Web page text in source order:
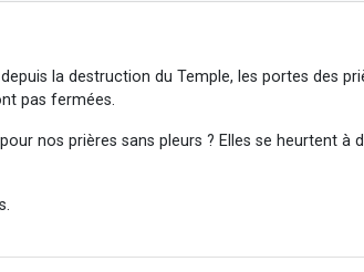
la destruction du Temple, les portes des
pas fermées.
nos prières sans pleurs ? Elles se heurtent à